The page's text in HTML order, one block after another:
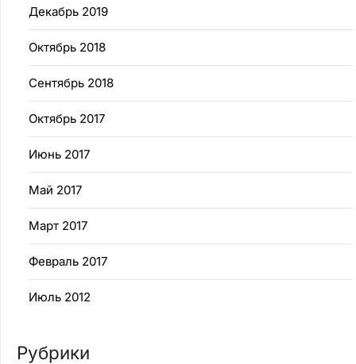
Декабрь 2019
Октябрь 2018
Сентябрь 2018
Октябрь 2017
Июнь 2017
Май 2017
Март 2017
Февраль 2017
Июль 2012
Рубрики